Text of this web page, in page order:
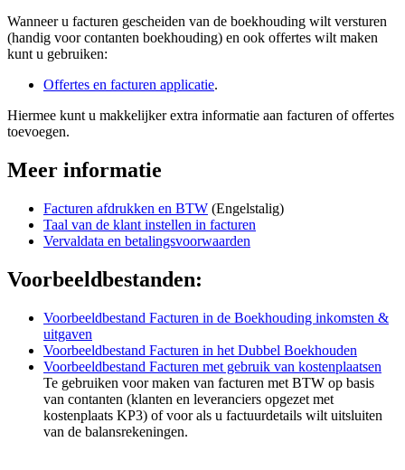
Wanneer u facturen gescheiden van de boekhouding wilt versturen
(handig voor contanten boekhouding) en ook offertes wilt maken
kunt u gebruiken:
Offertes en facturen applicatie.
Hiermee kunt u makkelijker extra informatie aan facturen of offertes
toevoegen.
Meer informatie
Facturen afdrukken en BTW (Engelstalig)
Taal van de klant instellen in facturen
Vervaldata en betalingsvoorwaarden
Voorbeeldbestanden:
Voorbeeldbestand Facturen in de Boekhouding inkomsten &
uitgaven
Voorbeeldbestand Facturen in het Dubbel Boekhouden
Voorbeeldbestand Facturen met gebruik van kostenplaatsen
Te gebruiken voor maken van facturen met BTW op basis
van contanten (klanten en leveranciers opgezet met
kostenplaats KP3) of voor als u factuurdetails wilt uitsluiten
van de balansrekeningen.